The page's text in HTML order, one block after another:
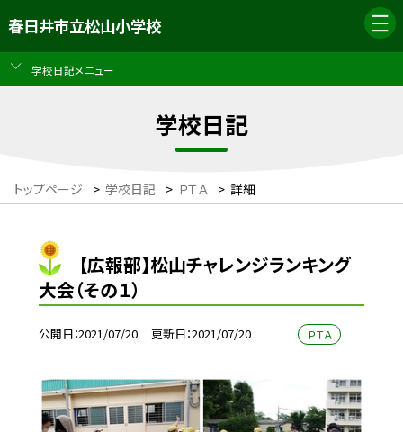
春日井市立松山小学校
学校日記メニュー
学校日記
トップページ > 学校日記 > ＰＴＡ > 詳細
【広報部】松山チャレンジランキング
大会（その１）
公開日 2021/07/20 更新日 2021/07/20 ＰＴＡ